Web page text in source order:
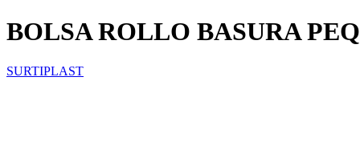
BOLSA ROLLO BASURA
SURTIPLAST